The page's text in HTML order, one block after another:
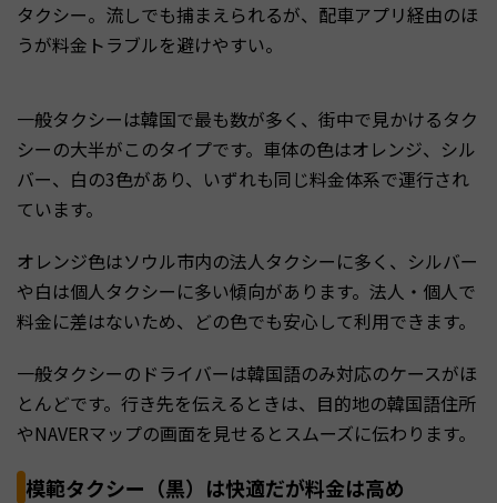
タクシー。流しでも捕まえられるが、配車アプリ経由のほ
うが料金トラブルを避けやすい。
一般タクシーは韓国で最も数が多く、街中で見かけるタク
シーの大半がこのタイプです。車体の色はオレンジ、シル
バー、白の3色があり、いずれも同じ料金体系で運行され
ています。
オレンジ色はソウル市内の法人タクシーに多く、シルバー
や白は個人タクシーに多い傾向があります。法人・個人で
料金に差はないため、どの色でも安心して利用できます。
一般タクシーのドライバーは韓国語のみ対応のケースがほ
とんどです。行き先を伝えるときは、目的地の韓国語住所
やNAVERマップの画面を見せるとスムーズに伝わります。
模範タクシー（黒）は快適だが料金は高め